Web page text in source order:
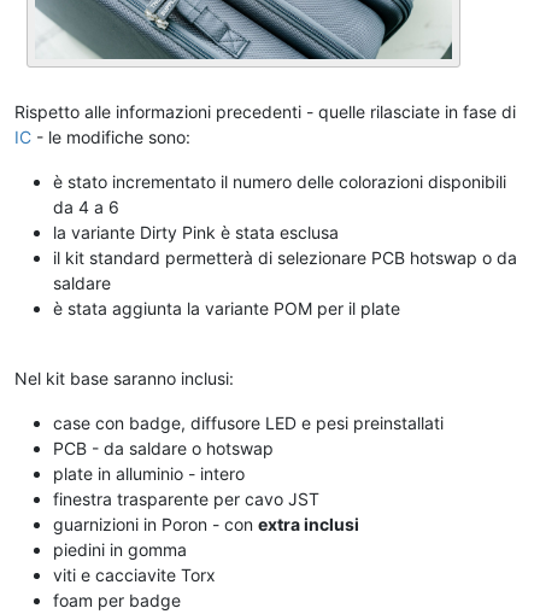
Rispetto alle informazioni precedenti - quelle rilasciate in fase di
IC - le modifiche sono:
è stato incrementato il numero delle colorazioni disponibili
da 4 a 6
la variante Dirty Pink è stata esclusa
il kit standard permetterà di selezionare PCB hotswap o da
saldare
è stata aggiunta la variante POM per il plate
Nel kit base saranno inclusi:
case con badge, diffusore LED e pesi preinstallati
PCB - da saldare o hotswap
plate in alluminio - intero
finestra trasparente per cavo JST
guarnizioni in Poron - con extra inclusi
piedini in gomma
viti e cacciavite Torx
foam per badge